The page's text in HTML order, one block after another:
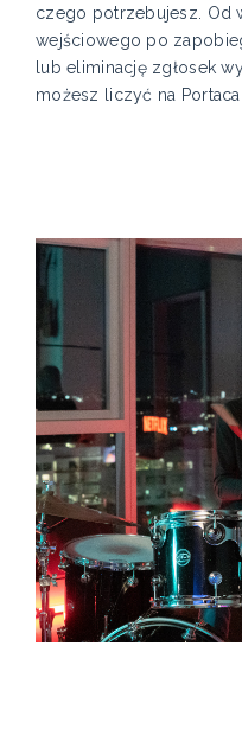
czego potrzebujesz. Od
wejściowego po
lub eliminację zgłosek
możesz liczyć na